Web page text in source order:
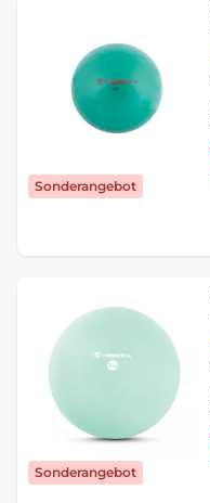
Sonderangebot
Sonderangebot